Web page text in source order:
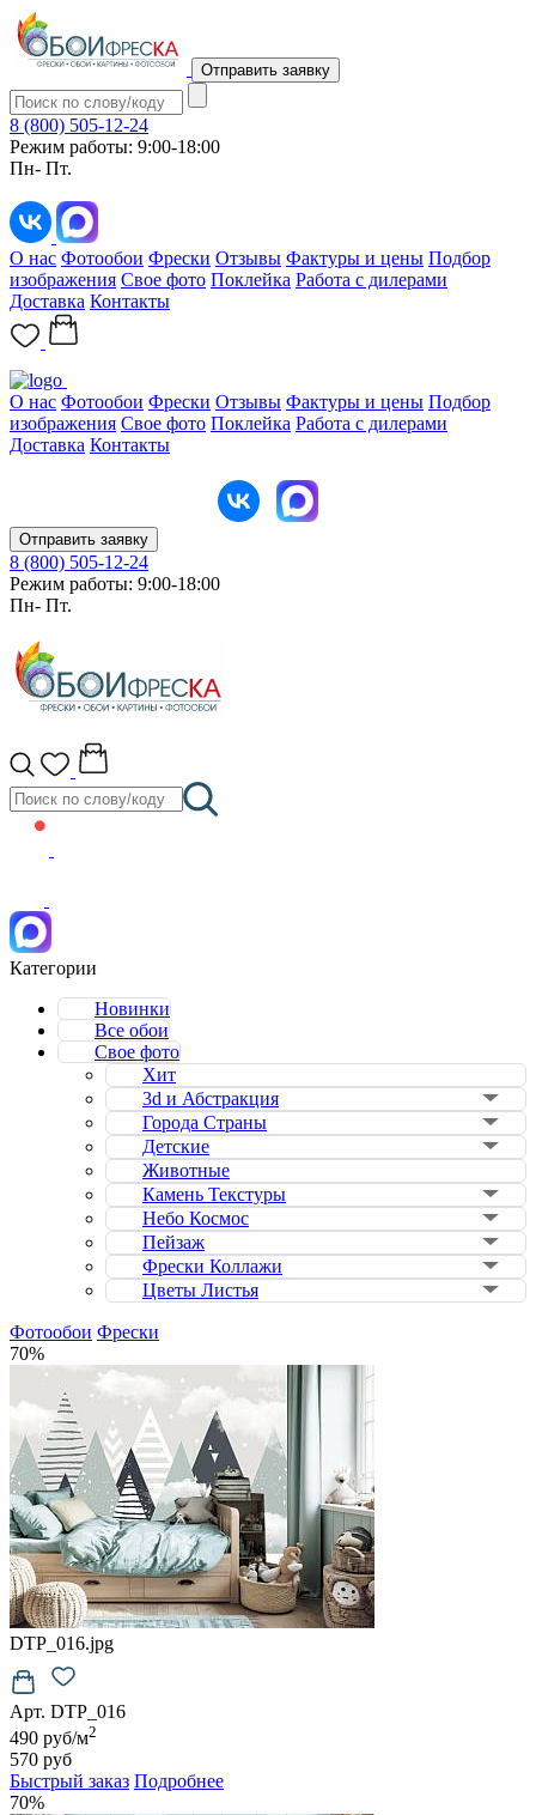
Отправить заявку
8 (800) 505-12-24
Режим работы: 9:00-18:00
Пн- Пт.
О нас Фотообои Фрески Отзывы Фактуры и цены Подбор
изображения Свое фото Поклейка Работа с дилерами
Доставка Контакты
О нас Фотообои Фрески Отзывы Фактуры и цены Подбор
изображения Свое фото Поклейка Работа с дилерами
Доставка Контакты
Отправить заявку
8 (800) 505-12-24
Режим работы: 9:00-18:00
Пн- Пт.
Категории
Новинки
Все обои
Свое фото
Хит
3d и Абстракция
Города Страны
Детские
Животные
Камень Текстуры
Небо Космос
Пейзаж
Фрески Коллажи
Цветы Листья
Фотообои Фрески
70%
DTP_016.jpg
Арт. DTP_016
490 руб/м2
570 руб
Быстрый заказ Подробнее
70%